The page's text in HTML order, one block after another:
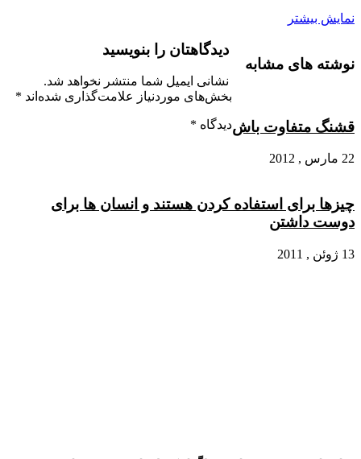
نمایش بیشتر
نوشته های مشابه
قشنگ متفاوت باش
22 مارس , 2012
چیزها برای استفاده کردن هستند و انسان ها برای
دوست داشتن
13 ژوئن , 2011
دیدگاهتان را بنویسید
نشانی ایمیل شما منتشر نخواهد شد.
بخش‌های موردنیاز علامت‌گذاری شده‌اند *
دیدگاه *